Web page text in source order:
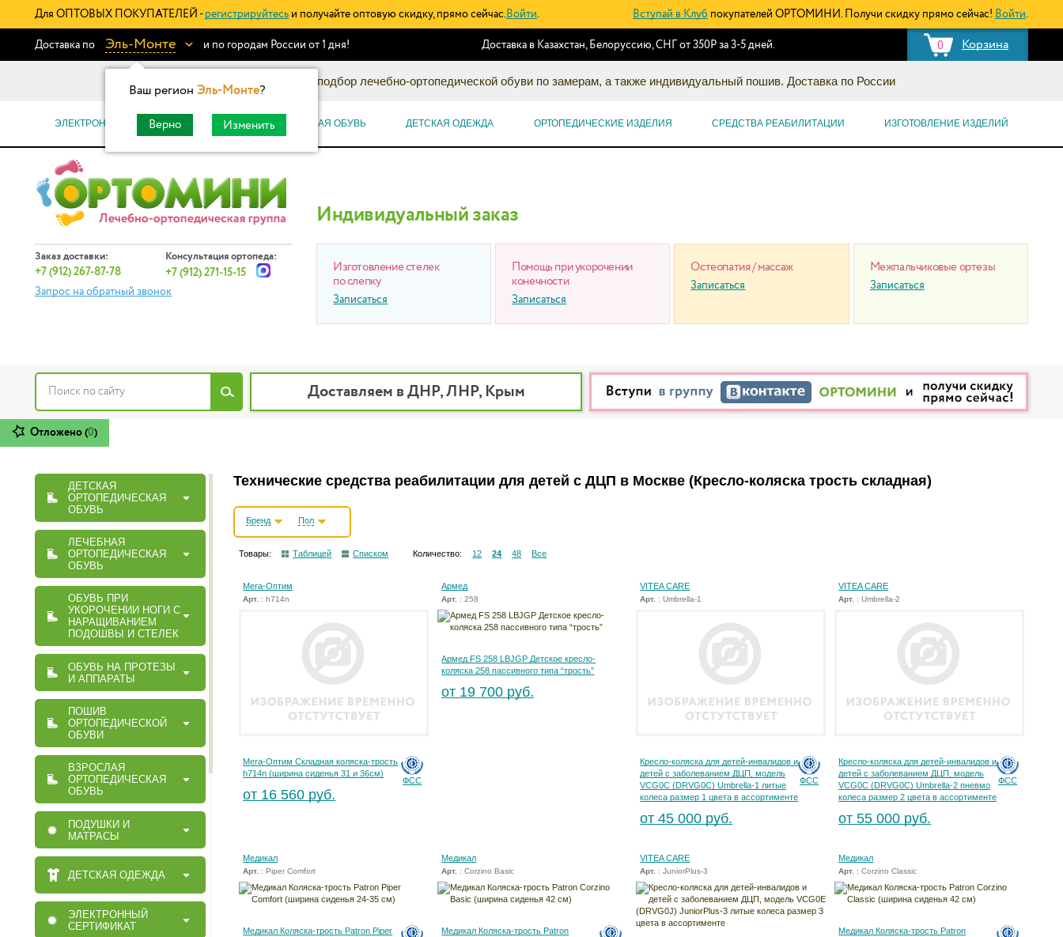
Для ОПТОВЫХ ПОКУПАТЕЛЕЙ - регистрируйтесь и получайте оптовую скидку, прямо сейчас.Войти. Вступай в Клуб покупателей ОРТОМИНИ. Получи скидку прямо сейчас! Войти.
Доставка по Эль-Монте
Ваш регион Эль-Монте?
Верно Изменить
и по городам России от 1 дня! 0 Корзина
Доставка в Казахстан, Белоруссию, СНГ от 350Р за 3-5 дней.
Информационный каталог: подбор лечебно-ортопедической обуви по замерам, а также индивидуальный пошив. Доставка по России
ЭЛЕКТРОННЫЕ СЕРТИФИКАТЫ ОРТОПЕДИЧЕСКАЯ ОБУВЬ ДЕТСКАЯ ОДЕЖДА ОРТОПЕДИЧЕСКИЕ ИЗДЕЛИЯ СРЕДСТВА РЕАБИЛИТАЦИИ ИЗГОТОВЛЕНИЕ ИЗДЕЛИЙ
Заказ доставки:
+7 (912) 267-87-78
Консультация ортопеда:
+7 (912) 271-15-15
Запрос на обратный звонок
Индивидуальный заказ
Изготовление стелек
по слепку
Записаться
Помощь при укорочении
конечности
Записаться
Остеопатия / массаж
Записаться
Межпальчиковые ортезы
Записаться
Доставляем в ДНР, ЛНР, Крым
Отложено (0)
ДЕТСКАЯ
ОРТОПЕДИЧЕСКАЯ
ОБУВЬ
ЛЕЧЕБНАЯ
ОРТОПЕДИЧЕСКАЯ
ОБУВЬ
ОБУВЬ ПРИ
УКОРОЧЕНИИ НОГИ С
НАРАЩИВАНИЕМ
ПОДОШВЫ И СТЕЛЕК
ОБУВЬ НА ПРОТЕЗЫ
И АППАРАТЫ
ПОШИВ
ОРТОПЕДИЧЕСКОЙ
ОБУВИ
ВЗРОСЛАЯ
ОРТОПЕДИЧЕСКАЯ
ОБУВЬ
ПОДУШКИ И
МАТРАСЫ
ДЕТСКАЯ ОДЕЖДА
ЭЛЕКТРОННЫЙ
СЕРТИФИКАТ
Технические средства реабилитации для детей с ДЦП в Москве(Кресло-коляска трость складная)
Бренд Пол
Товары: Таблицей Списком Количество: 12 24 48 Все
Мега-Оптим
Арт. : h714n
ФСС
Мега-Оптим Складная коляска-трость
h714n (ширина сиденья 31 и 36см)
от 16 560 руб.
Армед
Арт. : 258
Армед FS 258 LBJGP Детское кресло-
коляска 258 пассивного типа “трость”
от 19 700 руб.
VITEA CARE
Арт. : Umbrella-1
ФСС
Кресло-коляска для детей-инвалидов и
детей с заболеванием ДЦП, модель
VCG0C (DRVG0C) Umbrella-1 литые
колеса размер 1 цвета в ассортименте
от 45 000 руб.
VITEA CARE
Арт. : Umbrella-2
ФСС
Кресло-коляска для детей-инвалидов и
детей с заболеванием ДЦП, модель
VCG0C (DRVG0C) Umbrella-2 пневмо
колеса размер 2 цвета в ассортименте
от 55 000 руб.
Медикал
Арт. : Piper Comfort
Медикал Коляска-трость Patron Piper
Медикал
Арт. : Corzino Basic
Медикал Коляска-трость Patron
VITEA CARE
Арт. : JuniorPlus-3
Медикал
Арт. : Corzino Classic
Медикал Коляска-трость Patron